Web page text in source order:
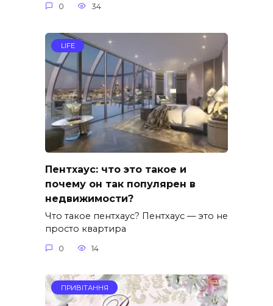
0 34
LIFE
Пентхаус: что это такое и
почему он так популярен в
недвижимости?
Что такое пентхаус? Пентхаус — это не
просто квартира
0 14
ПРИВІТАННЯ